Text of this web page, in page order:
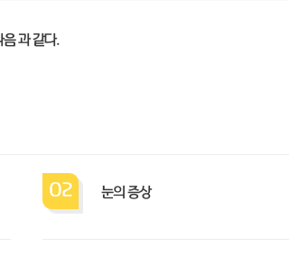
과 같다.
02 눈의 증상